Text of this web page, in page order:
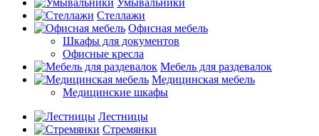
Умывальники
Стеллажи
Офисная мебель
Шкафы для документов
Офисные кресла
Мебель для раздевалок
Медицинская мебель
Медицинские шкафы
Лестницы
Стремянки